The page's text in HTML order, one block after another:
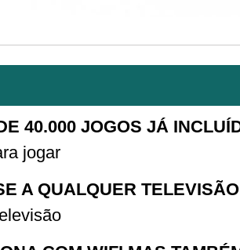
40.000 JOGOS JÁ
jogar
A QUALQUER TELEVISÃO